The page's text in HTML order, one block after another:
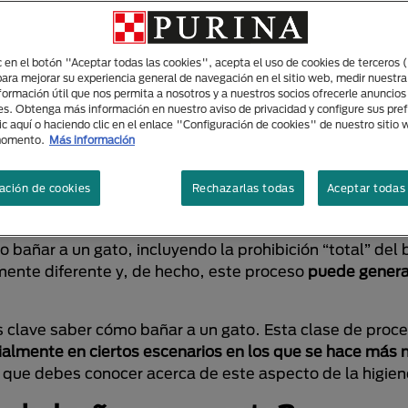
bañar a un
en las cuales hacerlo será clave no sólo para la
bañar a un gato, incluyendo la prohibición “total” del
diferente y, de hecho, este proceso puede
saber cómo bañar a un gato. Esta clase de
en ciertos escenarios en los que se hace más
debes conocer acerca de este aspecto de la
en el botón "Aceptar todas las cookies", acepta el uso de cookies de terceros
mejorar su experiencia general de navegación en el sitio web, medir
útil que nos permita a nosotros y a nuestros socios ofrecerle
Obtenga más información en nuestro aviso de privacidad y configure sus
aquí o haciendo clic en el enlace "Configuración de cookies" de nuestro sitio
Más información
Rechazarlas todas Aceptar todas
de cookies